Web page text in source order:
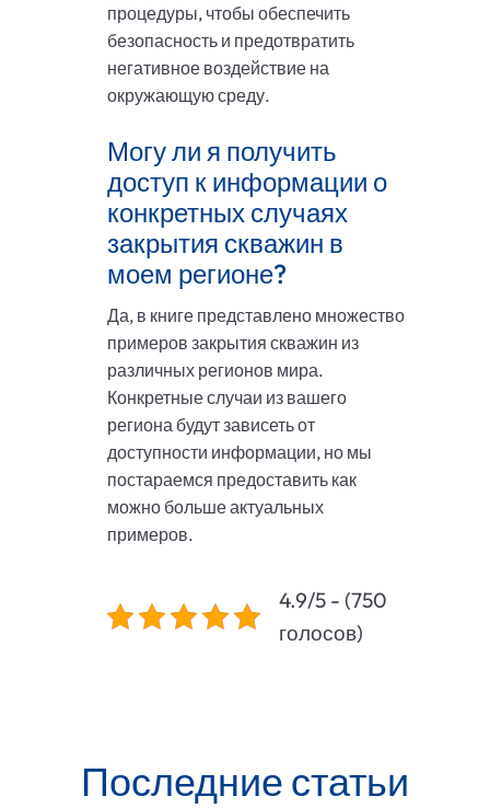
процедуры, чтобы обеспечить
безопасность и предотвратить
негативное воздействие на
окружающую среду.
Могу ли я получить
доступ к информации о
конкретных случаях
закрытия скважин в
моем регионе?
Да, в книге представлено множество
примеров закрытия скважин из
различных регионов мира.
Конкретные случаи из вашего
региона будут зависеть от
доступности информации, но мы
постараемся предоставить как
можно больше актуальных
примеров.
4.9/5 - (750
голосов)
Последние статьи